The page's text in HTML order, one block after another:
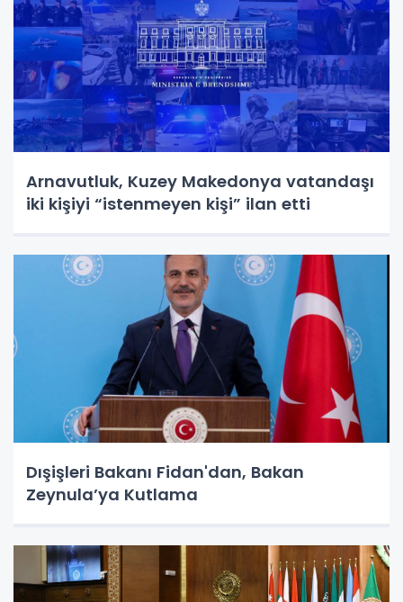
Arnavutluk, Kuzey Makedonya vatandaşı
iki kişiyi “istenmeyen kişi” ilan etti
Dışişleri Bakanı Fidan'dan, Bakan
Zeynula’ya Kutlama